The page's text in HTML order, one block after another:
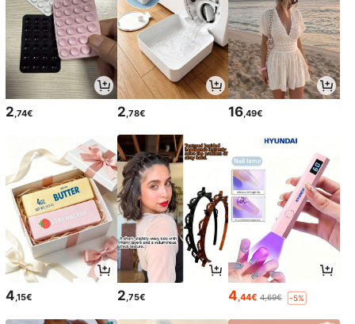
2,74€ 2,78€ 16,49€
4,15€ 2,75€ 4,44€ 4,69€ -5%